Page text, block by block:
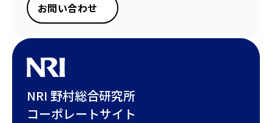
お問い合わせ
NRI 野村総合研究所
コーポレートサイト